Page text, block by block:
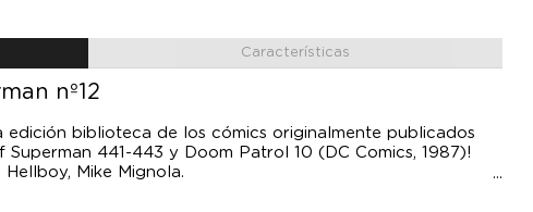
Características
nº12
edición biblioteca de los cómics originalmente publicados
441-443 y Doom Patrol 10 (DC Comics, 1987)!
Mike Mignola.